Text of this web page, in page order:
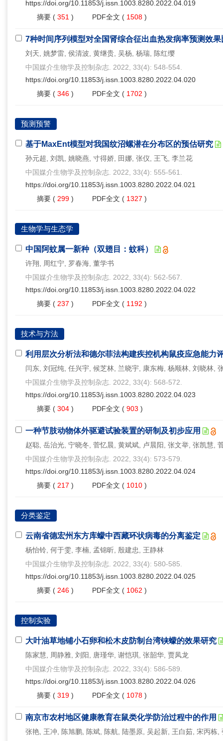
https://doi.org/10.11853/j.issn.1003.8280.2022.04.019
摘要 ( 351 ) PDF全文 ( 1508 )
7种时间序列模型对全国肾综合征出血热发病率预测效果
刘天, 姚梦雷, 侯清波, 黄继贵, 吴杨, 杨瑞, 陈红缨
中国媒介生物学及控制杂志. 2022, 33(4): 548-554.
https://doi.org/10.11853/j.issn.1003.8280.2022.04.020
摘要 ( 346 ) PDF全文 ( 1702 )
预测预警
基于MaxEnt模型对我国纹沼螺潜在分布区的预估研究
孙元超, 刘凯, 姚晓燕, 寸得娇, 田娜, 张仪, 王飞, 李兰花
中国媒介生物学及控制杂志. 2022, 33(4): 555-561.
https://doi.org/10.11853/j.issn.1003.8280.2022.04.021
摘要 ( 299 ) PDF全文 ( 1327 )
生物学与生态学
中国阿蚊属一新种（双翅目：蚊科）
许翔, 周红宁, 罗春海, 董学书
中国媒介生物学及控制杂志. 2022, 33(4): 562-567.
https://doi.org/10.11853/j.issn.1003.8280.2022.04.022
摘要 ( 237 ) PDF全文 ( 1192 )
技术与方法
利用层次分析法和德尔菲法构建疾控机构鼠疫应急能力
闫东, 刘冠纯, 任兴宇, 候芝林, 兰晓宇, 康东梅, 杨顺林, 刘晓林,
中国媒介生物学及控制杂志. 2022, 33(4): 568-572.
https://doi.org/10.11853/j.issn.1003.8280.2022.04.023
摘要 ( 304 ) PDF全文 ( 903 )
一种节肢动物体外驱避试验装置的研制及初步应用
赵聪, 岳治光, 宁晓冬, 菅忆晨, 黄斌斌, 卢晨阳, 张文举, 张凯慧,
中国媒介生物学及控制杂志. 2022, 33(4): 573-579.
https://doi.org/10.11853/j.issn.1003.8280.2022.04.024
摘要 ( 217 ) PDF全文 ( 1010 )
分类鉴定
云南省德宏州东方库蠓中西藏环状病毒的分离鉴定
杨怡铃, 何于雯, 李楠, 孟锦昕, 殷建忠, 王静林
中国媒介生物学及控制杂志. 2022, 33(4): 580-585.
https://doi.org/10.11853/j.issn.1003.8280.2022.04.025
摘要 ( 246 ) PDF全文 ( 1062 )
控制实验
大叶油草地铺小石卵和松木皮防制台湾铗蠓的效果研究
陈家慧, 周静雅, 刘阳, 唐瑾华, 谢恺琪, 张韶华, 贾凤龙
中国媒介生物学及控制杂志. 2022, 33(4): 586-589.
https://doi.org/10.11853/j.issn.1003.8280.2022.04.026
摘要 ( 319 ) PDF全文 ( 1078 )
南京市农村地区健康教育在鼠类化学防治过程中的作用
张艳, 王冲, 陈旭鹏, 陈斌, 陈航, 陆墨原, 吴起新, 王白茹, 宋丙栋,